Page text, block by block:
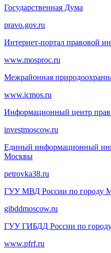
Государственная Дума
pravo.gov.ru
Интернет-портал правовой
www.mosproc.ru
Межрайонная
www.icmos.ru
Информационный центр
investmoscow.ru
Единый информационный
Москвы
petrovka38.ru
ГУУ МВД России по городу
gibddmoscow.ru
ГУУ ГИБДД России по
www.pfrf.ru